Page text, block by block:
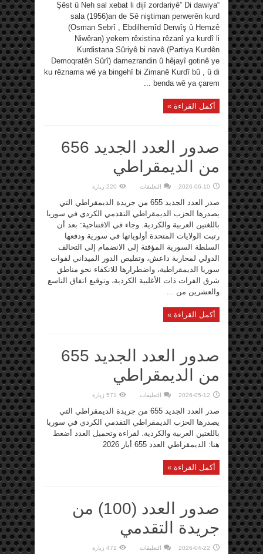
Şêxo
:
Di
bîranîna
(69)
damezrandina
“Partiya
Demoqrat
a
ya
“Şêst û Neh sal xebat li dijî zordariyê” Di dawiya
sala (1956)an de Sê niştiman perwerên kurd
(Osman Sebrî , Ebdilhemîd Derwîş û Hemzê
Niwêran) yekem rêxistina rêzanî ya kurdî li
Kurdistana Sûriyê bi navê (Partiya Kurdên
Demoqratên Sûrî) damezrandin û hêjayî gotinê ye
ku rêznama wê ya bingehî bi Zimanê Kurdî bû , û di
benda wê ya çarem ...
أكمل القراءة »
صدور العدد الجديد 656
من الديمقراطي
2026-06-10 التعليقات
الجديد
656
من
الديمقراطي
مغلقة
220 زيارة
صدر العدد الجديد 655 من جريدة الديمقراطي التي
يصدرها الحزب الديمقراطي التقدمي الكردي في سوريا
باللغتين العربية والكردية. وجاء في الافتتاحية: بعد أن
رتبت الولايات المتحدة أولوياتها في سورية ودفعها
السلطة السورية المؤقتة إلى الانضمام إلى التحالف
الدولي لمحاربة داعش، وتقليص الدور الميداني لقوات
سوريا الديمقراطية، واضطرارها للانكفاء نحو مناطق
شرق الفرات ذات الأغلبية الكردية، وتوقيع اتفاق التاسع
والعشرين من ...
أكمل القراءة »
صدور العدد الجديد 655
من الديمقراطي
2026-05-12 التعليقات
الجديد
655
من
الديمقراطي
مغلقة
571 زيارة
صدر العدد الجديد 655 من جريدة الديمقراطي التي
يصدرها الحزب الديمقراطي التقدمي الكردي في سوريا
باللغتين العربية والكردية. لقراءة وتحميل العدد أضغط
هنا: الديمقراطي العدد 655 أيار 2026
أكمل القراءة »
صدور العدد (100) من
جريدة التقدمي
2026-04-22 التعليقات 471 زيارة